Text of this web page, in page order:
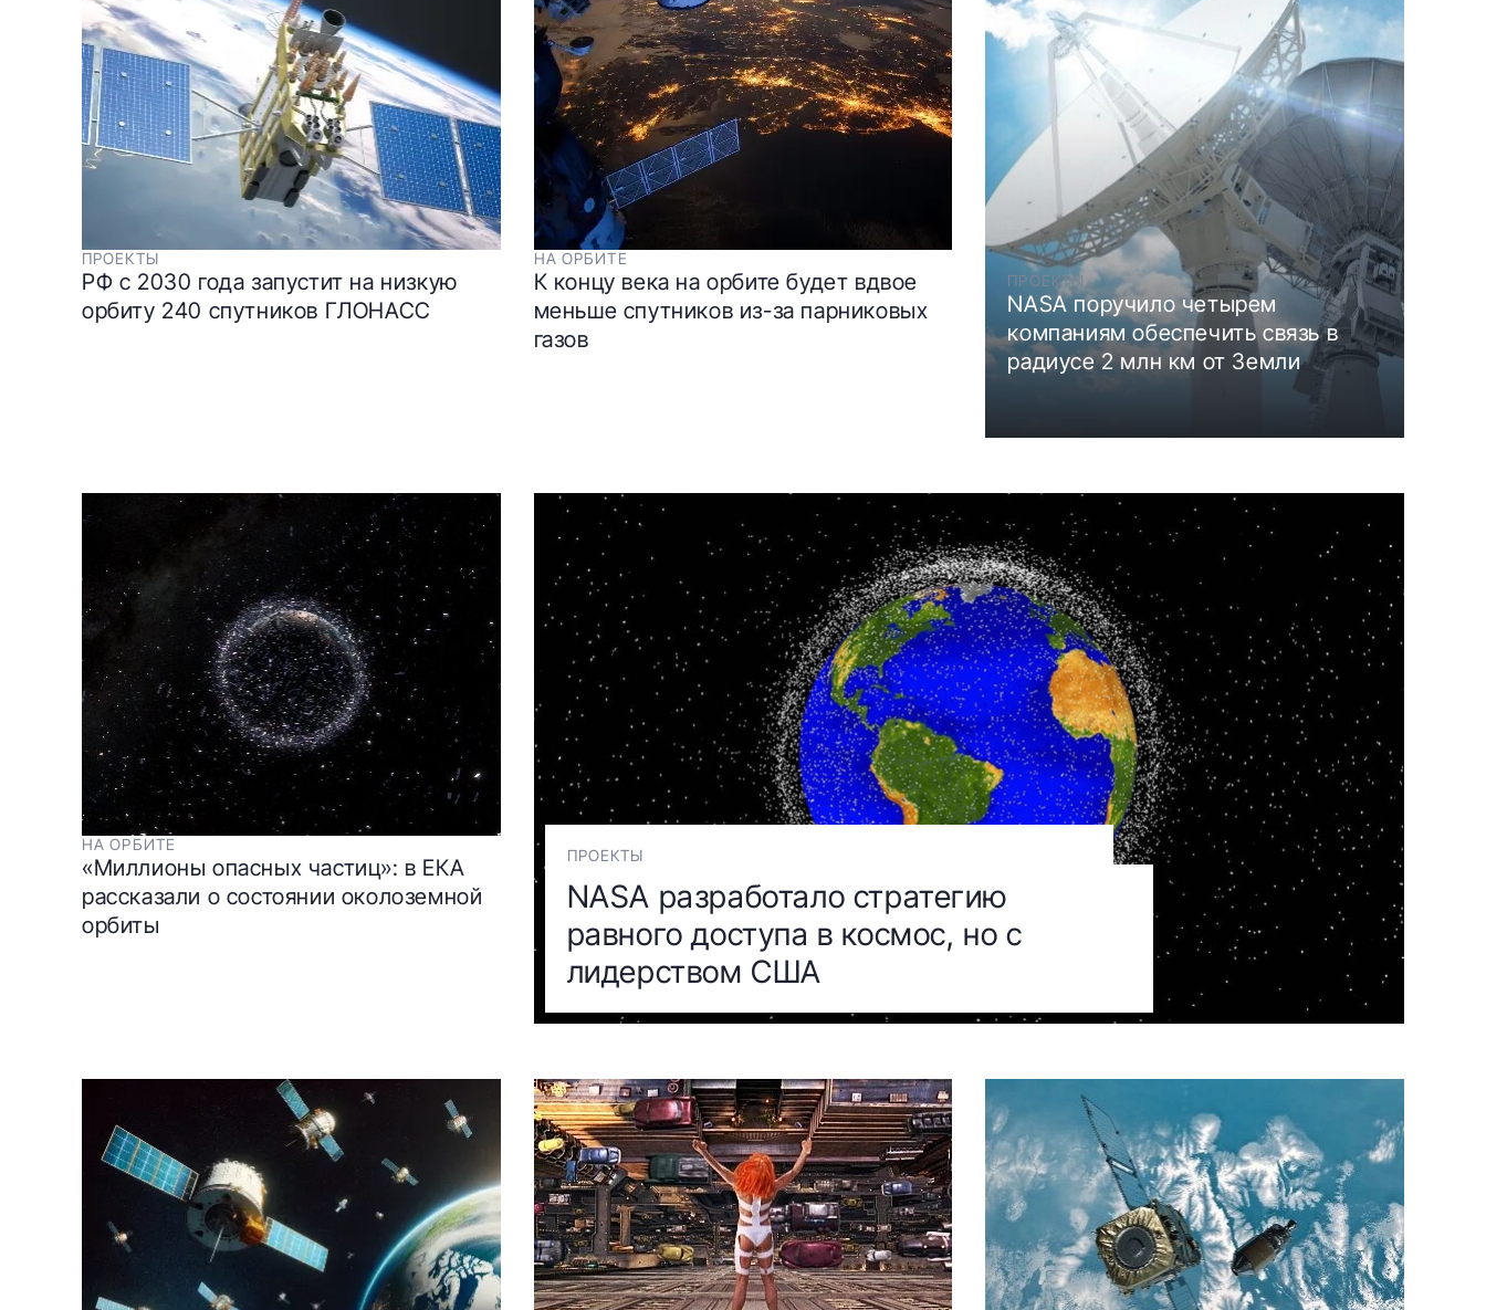
ПРОЕКТЫ
РФ с 2030 года запустит на низкую
орбиту 240 спутников ГЛОНАСС
НА ОРБИТЕ
К концу века на орбите будет вдвое
меньше спутников из-за парниковых
газов
ПРОЕКТЫ
NASA поручило четырем
компаниям обеспечить связь в
радиусе 2 млн км от Земли
НА ОРБИТЕ
«Миллионы опасных частиц»: в ЕКА
рассказали о состоянии околоземной
орбиты
ПРОЕКТЫ
NASA разработало стратегию
равного доступа в космос, но с
лидерством США